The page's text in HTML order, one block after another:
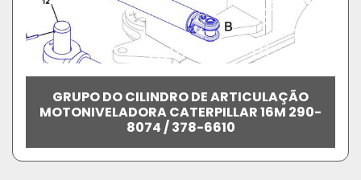
GRUPO DO CILINDRO DE ARTICULAÇÃO
MOTONIVELADORA CATERPILLAR 16M 290-
8074 / 378-6610